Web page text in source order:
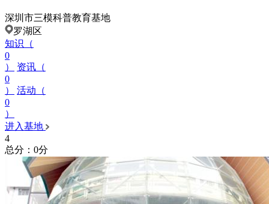
深圳市三模科普教育基地
罗湖区
知识（
0
）
资讯（
0
）
活动（
0
）
进入基地
4
总分：0分